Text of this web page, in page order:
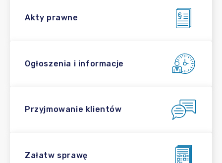
Akty prawne
Ogłoszenia i informacje
Przyjmowanie klientów
Załatw sprawę